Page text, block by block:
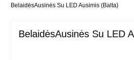
BelaidėsAusinės Su LED Ausimis (Balta)
BelaidėsAusinės Su LED